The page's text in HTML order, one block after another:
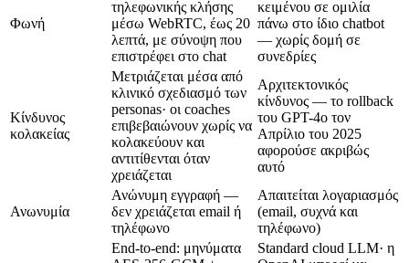
Φωνή
τηλεφωνικής κλήσης
μέσω WebRTC, έως 20
λεπτά, με σύνοψη που
επιστρέφει στο chat
κειμένου σε ομιλία
πάνω στο ίδιο chatbot
— χωρίς δομή σε
συνεδρίες
Κίνδυνος
κολακείας
Μετριάζεται μέσα από
κλινικό σχεδιασμό των
personas· οι coaches
επιβεβαιώνουν χωρίς να
κολακεύουν και
αντιτίθενται όταν
χρειάζεται
Αρχιτεκτονικός
κίνδυνος — το rollback
του GPT-4o τον
Απρίλιο του 2025
αφορούσε ακριβώς
αυτό
Ανωνυμία
Ανώνυμη εγγραφή —
δεν χρειάζεται email ή
τηλέφωνο
Απαιτείται λογαριασμός
(email, συχνά και
τηλέφωνο)
End-to-end: μηνύματα
Standard cloud LLM· η